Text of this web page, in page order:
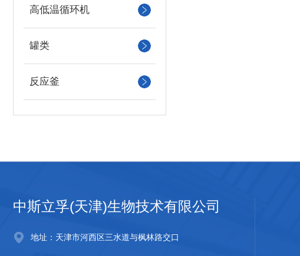
高低温循环机
罐类
反应釜
中斯立孚(天津)生物技术有限公司
地址：天津市河西区三水道与枫林路交口